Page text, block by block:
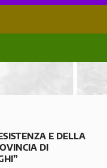
E DELLA
DI